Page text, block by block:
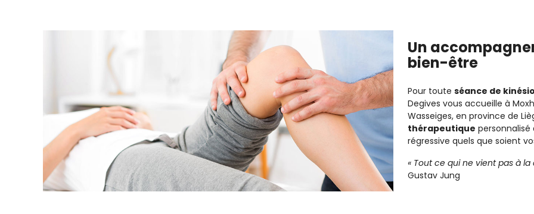
Un
bien-être
Pour toute séance de
Degives vous accueille à
Wasseiges, en province de
thérapeutique personnalisé
régressive quels que soient
« Tout ce qui ne vient pas à
Gustav Jung